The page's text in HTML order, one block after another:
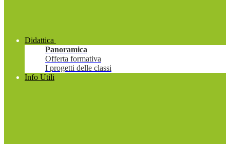
Didattica
Panoramica
Offerta formativa
I progetti delle classi
Info Utili